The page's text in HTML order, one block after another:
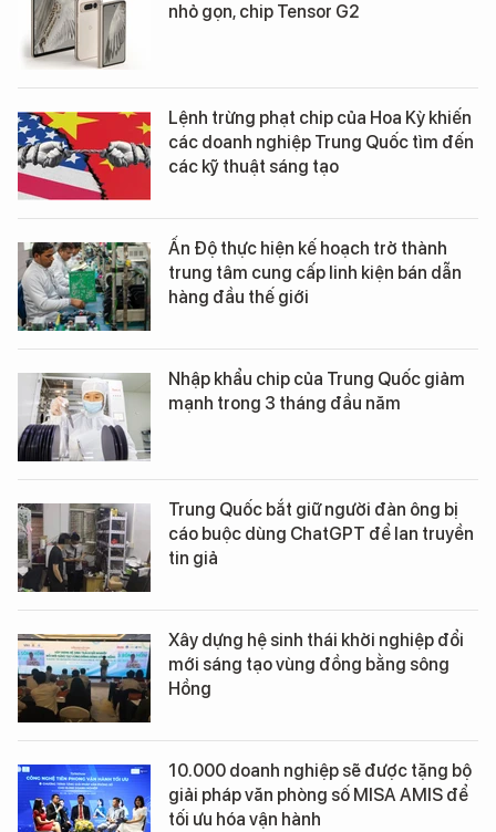
nhỏ gọn, chip Tensor G2
Lệnh trừng phạt chip của Hoa Kỳ khiến
các doanh nghiệp Trung Quốc tìm đến
các kỹ thuật sáng tạo
Ấn Độ thực hiện kế hoạch trở thành
trung tâm cung cấp linh kiện bán dẫn
hàng đầu thế giới
Nhập khẩu chip của Trung Quốc giảm
mạnh trong 3 tháng đầu năm
Trung Quốc bắt giữ người đàn ông bị
cáo buộc dùng ChatGPT để lan truyền
tin giả
Xây dựng hệ sinh thái khởi nghiệp đổi
mới sáng tạo vùng đồng bằng sông
Hồng
10.000 doanh nghiệp sẽ được tặng bộ
giải pháp văn phòng số MISA AMIS để
tối ưu hóa vận hành